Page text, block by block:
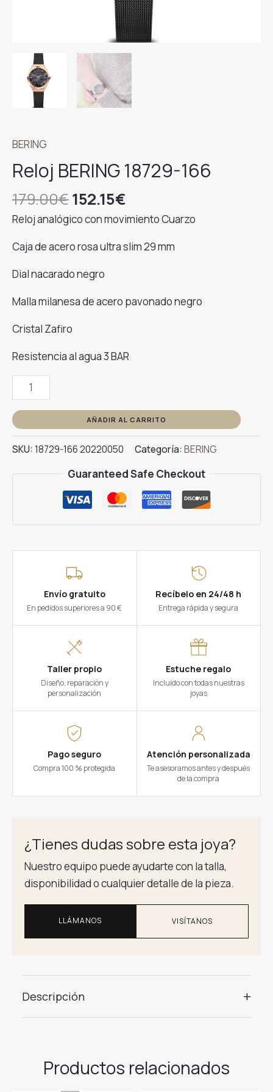
BERING
Reloj BERING 18729-166
179.00€El
precio
era:
179.00€.
152.15€
precio
es:
Reloj analógico con movimiento Cuarzo
Caja de acero rosa ultra slim 29 mm
Dial nacarado negro
Malla milanesa de acero pavonado negro
Cristal Zafiro
Resistencia al agua 3 BAR
Reloj
BERING
18729-
166
cantidad
AÑADIR AL CARRITO
SKU:18729-166 20220050 Categoría:BERING
Guaranteed Safe Checkout
Envío gratuito
En pedidos superiores a 90 €
Recíbelo en 24/48 h
Entrega rápida y segura
Taller propio
Diseño, reparación y
personalización
Estuche regalo
Incluido con todas nuestras
joyas
Pago seguro
Compra 100 % protegida
Atención personalizada
Te asesoramos antes y después
de la compra
¿Tienes dudas sobre esta joya?
Nuestro equipo puede ayudarte con la talla,
disponibilidad o cualquier detalle de la pieza.
LLÁMANOS VISÍTANOS
Descripción +
Productos relacionados